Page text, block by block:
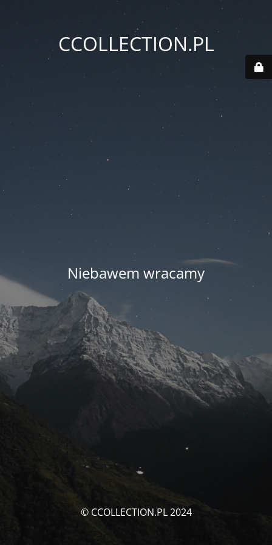
CCOLLECTION.PL
Niebawem wracamy
© CCOLLECTION.PL 2024